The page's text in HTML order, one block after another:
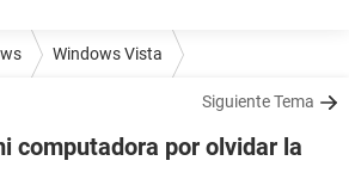
Windows Vista
Siguiente Tema
computadora por olvidar la